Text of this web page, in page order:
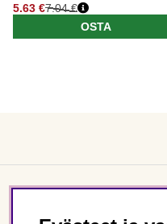
5.63 €7.04 €
OSTA